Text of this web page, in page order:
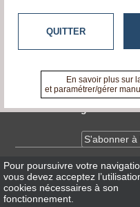
annuaire
Accès
tvlocale.fr
Contactez-nous
A propos de tvlocale.fr
Devenir délégué
S'abonner
InfosCNIL/RGPD
Conditions Générales
Pour poursuivre votre
vous devez acceptez
cookies nécessaires à son
fonctionnement.
QUITTER
En savoir plus sur
et paramétrer/gérer